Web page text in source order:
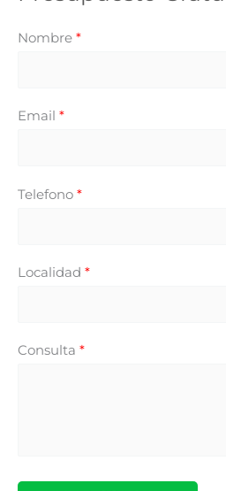
Nombre *
Email *
Telefono *
Localidad *
Consulta *